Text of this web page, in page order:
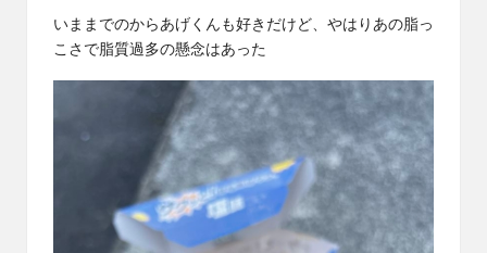
いままでのからあげくんも好きだけど、やはりあの脂っ
こさで脂質過多の懸念はあった